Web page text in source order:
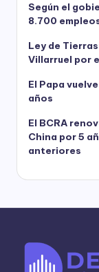
Según el
8.700
Ley de
Villarruel por
El Papa
años
El BCRA
China por 5
anteriores